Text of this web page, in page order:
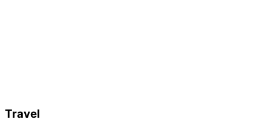
Travel